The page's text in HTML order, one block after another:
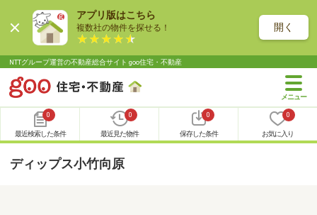
アプリ版はこちら
複数社の物件を探せる！ 開く
NTTグループ運営の不動産総合サイト goo住宅・不動産
0
最近検索した条件
0
最近見た物件
0
保存した条件
0
お気に入り
ディップス小竹向原